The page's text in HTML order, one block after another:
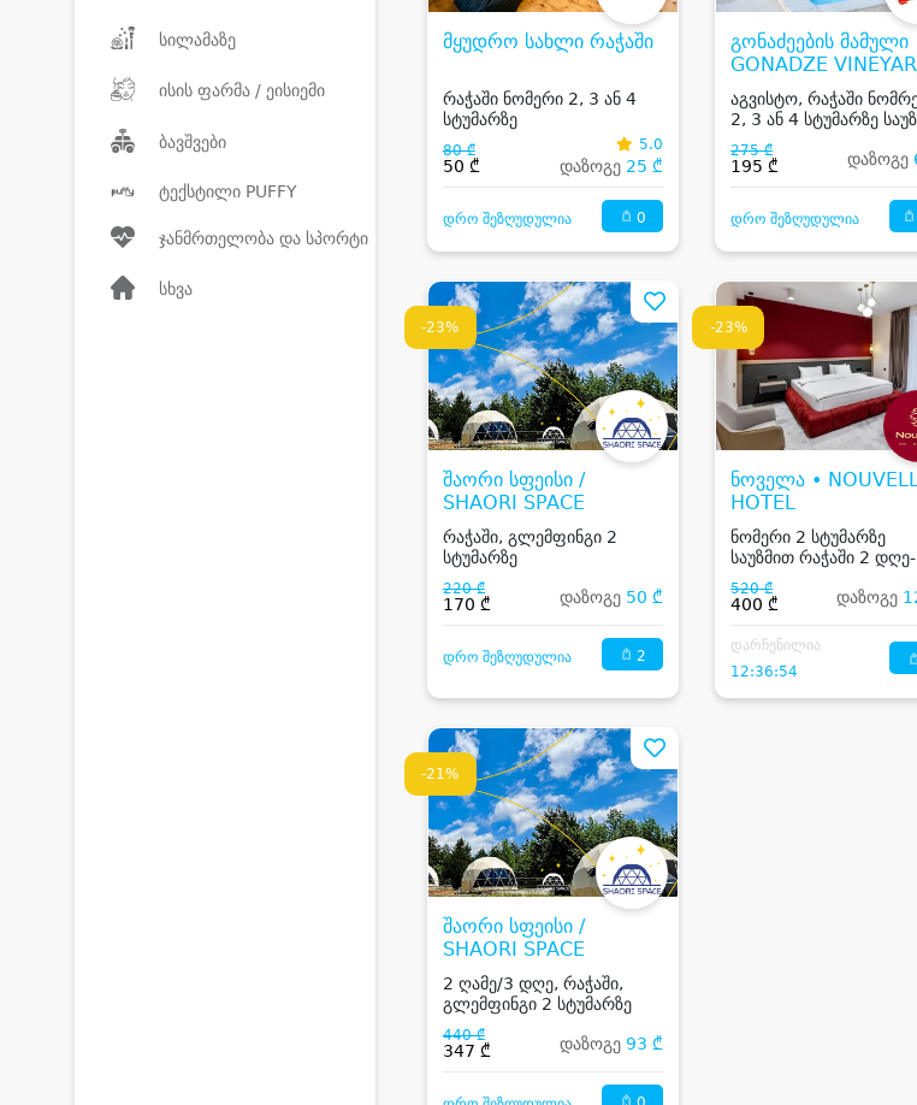
სილამაზე
ისის ფარმა / ეისიემი
ბავშვები
ტექსტილი PUFFY
ჯანმრთელობა და სპორტი
სხვა
მყუდრო სახლი რაჭაში
რაჭაში ნომერი 2, 3 ან 4
სტუმარზე
80 ₾
50 ₾
5.0
დაზოგე 25 ₾
დრო შეზღუდულია 0
გონაძეების მამული
GONADZE
HOTEL
აგვისტო, რაჭაში
2, 3 ან 4 სტუმარზე
და ღია აუზით
275 ₾
195 ₾ დაზოგე
დრო შეზღუდულია
-23%
შაორი სფეისი /
SHAORI SPACE
რაჭაში, გლემფინგი 2
სტუმარზე
220 ₾
170 ₾ დაზოგე 50 ₾
დრო შეზღუდულია 2
-23%
ნოველა •
HOTEL
ნომერი 2 სტუმარზე
საუზმით რაჭაში 2 დღე-
ღამით
520 ₾
400 ₾ დაზოგე
დარჩენილია
12:36:54
-21%
შაორი სფეისი /
SHAORI SPACE
2 ღამე/3 დღე, რაჭაში,
გლემფინგი 2 სტუმარზე
440 ₾
347 ₾ დაზოგე 93 ₾